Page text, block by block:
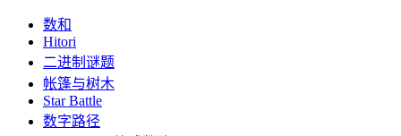
数和
Hitori
二进制谜题
帐篷与树木
Star Battle
数字路径